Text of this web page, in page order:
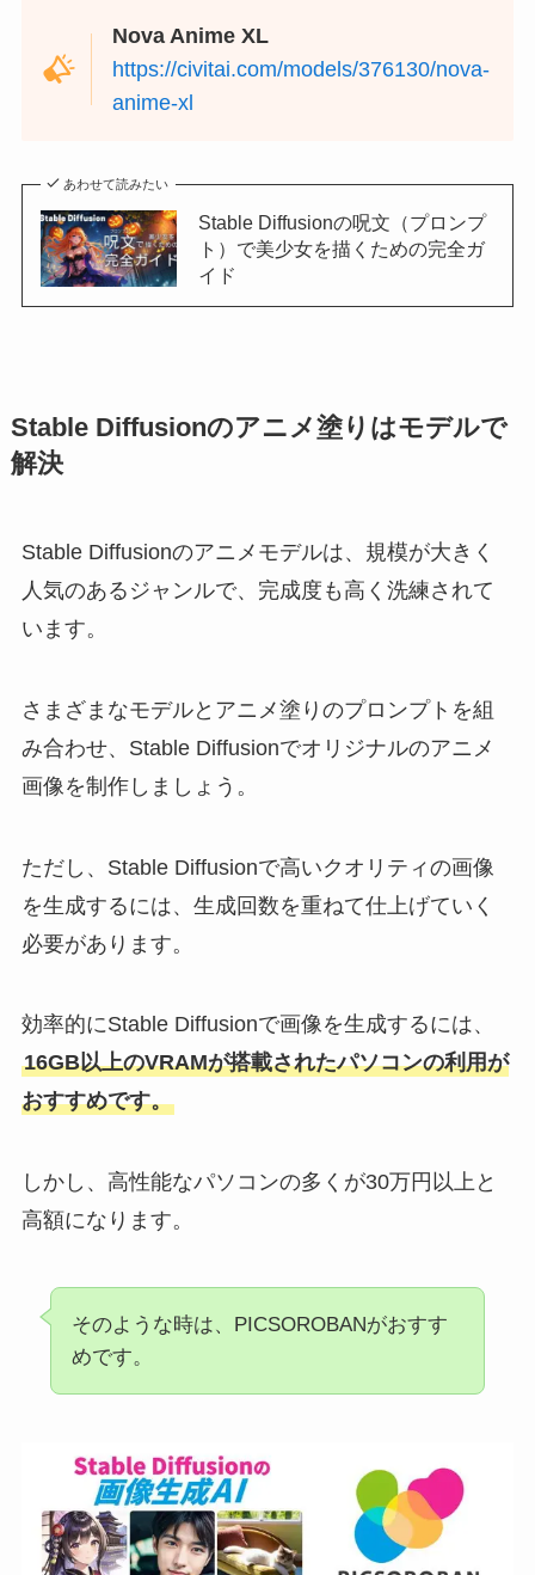
Nova Anime XL
https://civitai.com/models/376130/nova-
anime-xl
あわせて読みたい
Stable Diffusionの呪文（プロンプ
ト）で美少女を描くための完全ガ
イド
Stable Diffusionのアニメ塗りはモデルで
解決
Stable Diffusionのアニメモデルは、規模が大きく
人気のあるジャンルで、完成度も高く洗練されて
います。
さまざまなモデルとアニメ塗りのプロンプトを組
み合わせ、Stable Diffusionでオリジナルのアニメ
画像を制作しましょう。
ただし、Stable Diffusionで高いクオリティの画像
を生成するには、生成回数を重ねて仕上げていく
必要があります。
効率的にStable Diffusionで画像を生成するには、
16GB以上のVRAMが搭載されたパソコンの利用が
おすすめです。
しかし、高性能なパソコンの多くが30万円以上と
高額になります。
そのような時は、PICSOROBANがおすす
めです。